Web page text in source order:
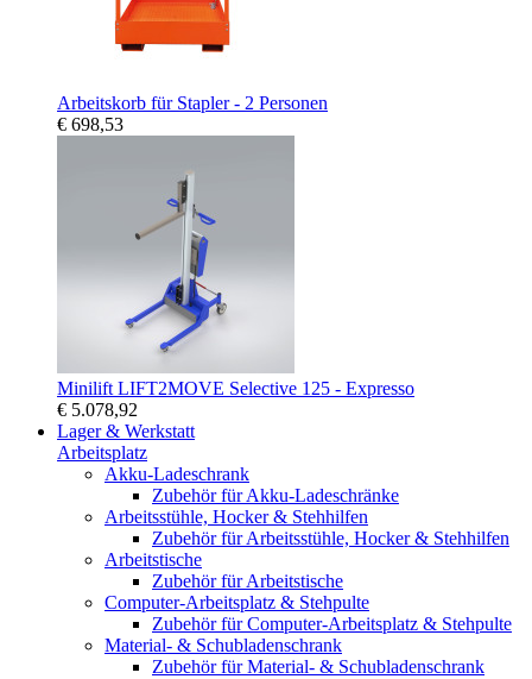
Arbeitskorb für Stapler - 2 Personen
€ 698,53
Minilift LIFT2MOVE Selective 125 - Expresso
€ 5.078,92
Lager & Werkstatt
Arbeitsplatz
Akku-Ladeschrank
Zubehör für Akku-Ladeschränke
Arbeitsstühle, Hocker & Stehhilfen
Zubehör für Arbeitsstühle, Hocker & Stehhilfen
Arbeitstische
Zubehör für Arbeitstische
Computer-Arbeitsplatz & Stehpulte
Zubehör für Computer-Arbeitsplatz & Stehpulte
Material- & Schubladenschrank
Zubehör für Material- & Schubladenschrank